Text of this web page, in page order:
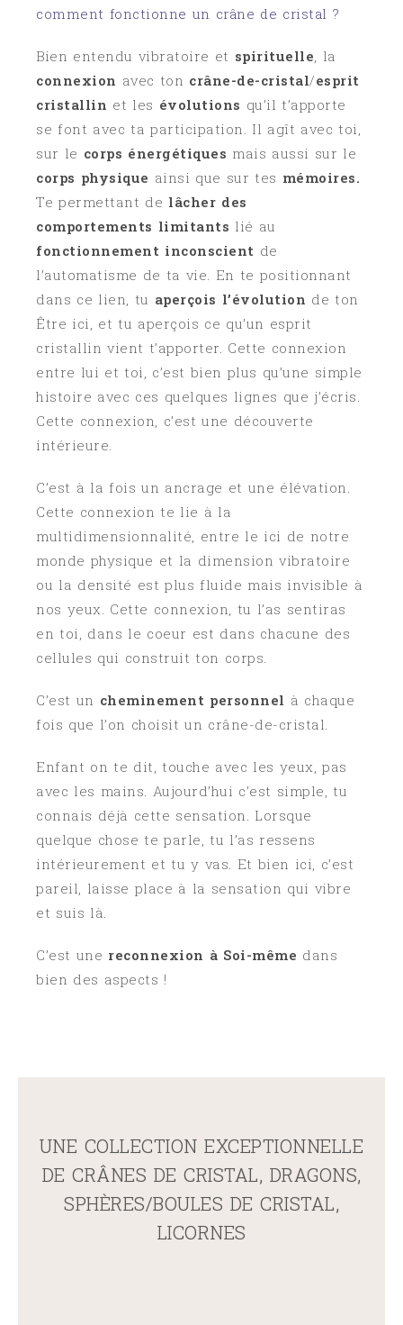
comment fonctionne un crâne de cristal ?
Bien entendu vibratoire et spirituelle, la
connexion avec ton crâne-de-cristal/esprit
cristallin et les évolutions qu’il t’apporte
se font avec ta participation. Il agît avec toi,
sur le corps énergétiques mais aussi sur le
corps physique ainsi que sur tes mémoires.
Te permettant de lâcher des
comportements limitants lié au
fonctionnement inconscient de
l’automatisme de ta vie. En te positionnant
dans ce lien, tu aperçois l’évolution de ton
Être ici, et tu aperçois ce qu’un esprit
cristallin vient t’apporter. Cette connexion
entre lui et toi, c’est bien plus qu’une simple
histoire avec ces quelques lignes que j’écris.
Cette connexion, c’est une découverte
intérieure.
C’est à la fois un ancrage et une élévation.
Cette connexion te lie à la
multidimensionnalité, entre le ici de notre
monde physique et la dimension vibratoire
ou la densité est plus fluide mais invisible à
nos yeux. Cette connexion, tu l’as sentiras
en toi, dans le coeur est dans chacune des
cellules qui construit ton corps.
C’est un cheminement personnel à chaque
fois que l’on choisit un crâne-de-cristal.
Enfant on te dit, touche avec les yeux, pas
avec les mains. Aujourd’hui c’est simple, tu
connais déjà cette sensation. Lorsque
quelque chose te parle, tu l’as ressens
intérieurement et tu y vas. Et bien ici, c’est
pareil, laisse place à la sensation qui vibre
et suis là.
C’est une reconnexion à Soi-même dans
bien des aspects !
UNE COLLECTION EXCEPTIONNELLE
DE CRÂNES DE CRISTAL, DRAGONS,
SPHÈRES/BOULES DE CRISTAL,
LICORNES